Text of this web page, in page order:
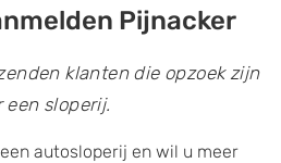
Pijnacker
klanten die opzoek zijn
een sloperij.
autosloperij en wil u meer